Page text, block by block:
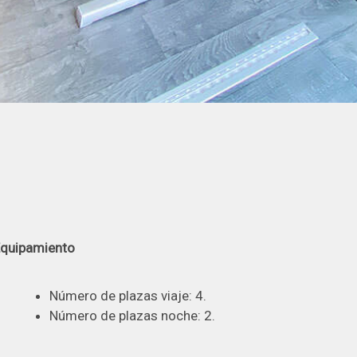
Número de plazas viaje: 4.
Número de plazas noche: 2.